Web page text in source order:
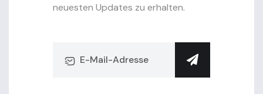
neuesten Updates zu erhalten.